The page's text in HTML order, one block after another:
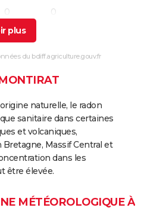
0 0
0
0 43 800
0 3 000
(travaux)
0 0
0 0
du bdiff.agriculture.gouv.fr
naturelle, le radon
sanitaire dans certaines
et volcaniques,
Massif Central et
dans les
être élevée.
MÉTÉOROLOGIQUE À